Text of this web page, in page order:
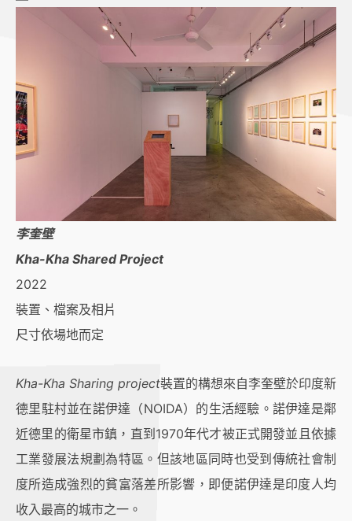
李奎壁
Kha-Kha Shared Project
2022
裝置、檔案及相片
尺寸依場地而定
Kha-Kha Sharing project裝置的構想來自李奎壁於印度新
德里駐村並在諾伊達（NOIDA）的生活經驗。諾伊達是鄰
近德里的衛星市鎮，直到1970年代才被正式開發並且依據
工業發展法規劃為特區。但該地區同時也受到傳統社會制
度所造成強烈的貧富落差所影響，即便諾伊達是印度人均
收入最高的城市之一。